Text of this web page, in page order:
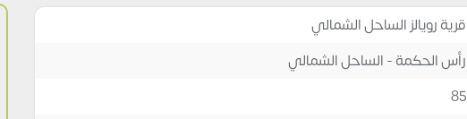
قرية رويالز الساحل الشمالي
رأس الحكمة - الساحل الشمالي
85